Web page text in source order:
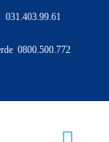
031.403.99.61
0800.500.772